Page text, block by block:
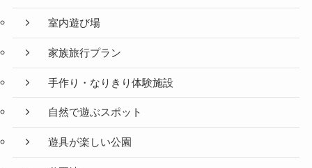
室内遊び場
家族旅行プラン
手作り・なりきり体験施設
自然で遊ぶスポット
遊具が楽しい公園